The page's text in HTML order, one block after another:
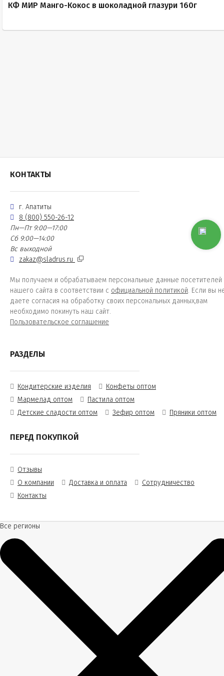
КФ МИР Манго-Кокос в шоколадной глазури 160г
КОНТАКТЫ
г. Апатиты
8 (800) 550-26-12
Пн—Пт 9:00—17:00
Сб 9:00—14:00
Вс выходной
zakaz@sladrus.ru
Мы получаем и обрабатываем персональные данные посетителей
нашего сайта в соответствии с официальной политикой. Если вы
даете согласия на обработку своих персональных данных,вам
необходимо покинуть наш сайт.
Пользовательское соглашение
РАЗДЕЛЫ
Кондитерские изделия
Конфеты оптом
Мармелад оптом
Пастила оптом
Детские сладости оптом
Зефир оптом Пряники оптом
ПЕРЕД ПОКУПКОЙ
Отзывы
О компании
Доставка и оплата
Сотрудничество
Контакты
Все регионы